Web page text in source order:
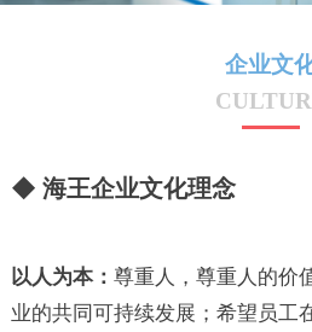
企业文
◆ 海王企业文化理念
以人为本： 尊重人，尊重人的价
业的共同可持续发展；希望员工